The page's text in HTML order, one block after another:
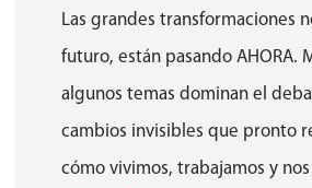
Las grandes transformaciones
futuro, están pasando AHORA.
algunos temas dominan el
cambios invisibles que pronto
cómo vivimos, trabajamos y